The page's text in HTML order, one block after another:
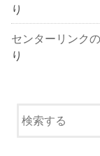
り
センターリンク
り